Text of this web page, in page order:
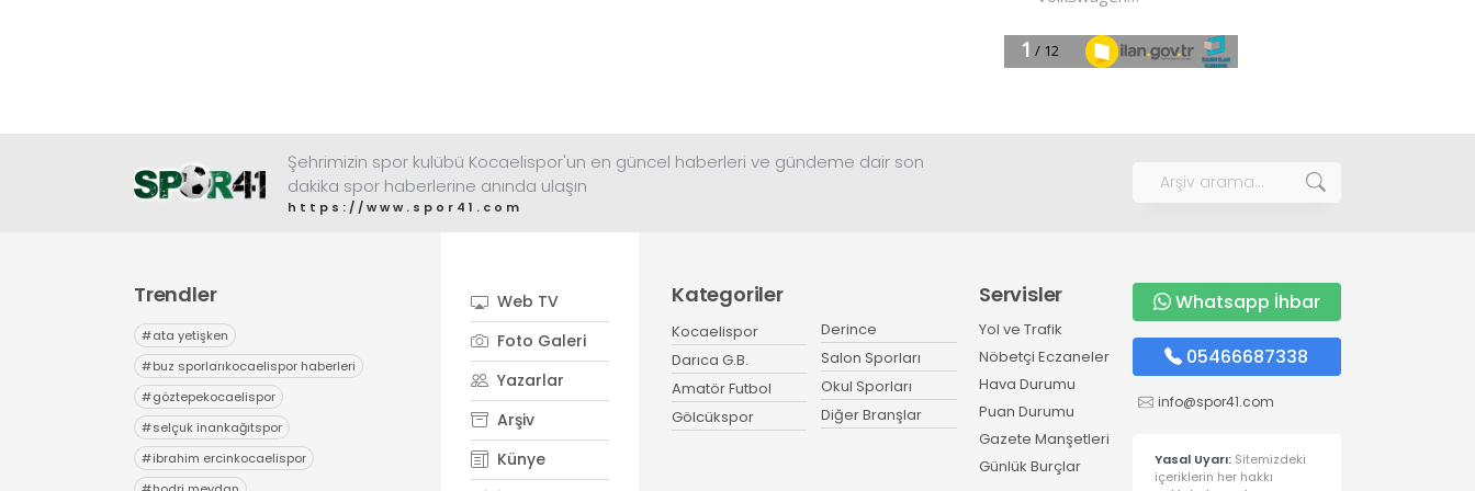
Şehrimizin spor kulübü Kocaelispor'un en güncel haberleri ve gündeme dair son
dakika spor haberlerine anında ulaşın
https://www.spor41.com
Trendler
#ata yetişken
#buz sporlarıkocaelispor haberleri
#göztepekocaelispor
#selçuk inankağıtspor
#ibrahim ercinkocaelispor
Web TV
Foto Galeri
Yazarlar
Arşiv
Künye
Kategoriler
Kocaelispor
Darıca G.B.
Amatör Futbol
Gölcükspor
Derince
Salon Sporları
Okul Sporları
Diğer Branşlar
Servisler
Yol ve Trafik
Nöbetçi Eczaneler
Hava Durumu
Puan Durumu
Gazete Manşetleri
Günlük Burçlar
Whatsapp İhbar
05466687338
info@spor41.com
Yasal Uyarı: Sitemizdeki
içeriklerin her hakkı